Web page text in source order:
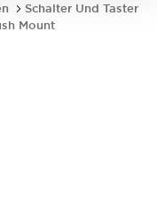
Schalter Und Taster
Mount